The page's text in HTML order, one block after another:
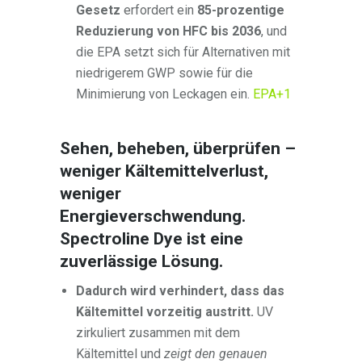
Gesetz erfordert ein 85-prozentige
Reduzierung von HFC bis 2036, und
die EPA setzt sich für Alternativen mit
niedrigerem GWP sowie für die
Minimierung von Leckagen ein. EPA+1
Sehen, beheben, überprüfen –
weniger Kältemittelverlust,
weniger
Energieverschwendung.
Spectroline Dye ist eine
zuverlässige Lösung.
Dadurch wird verhindert, dass das
Kältemittel vorzeitig austritt. UV
zirkuliert zusammen mit dem
Kältemittel undzeigt den genauen